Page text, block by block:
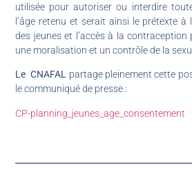
utilisée pour autoriser ou interdire
l’âge retenu et serait ainsi le prétexte à
des jeunes et l’accès à la contraception
une moralisation et un contrôle de la
Le CNAFAL partage pleinement cette
le communiqué de presse :
CP-planning_jeunes_age_consentement